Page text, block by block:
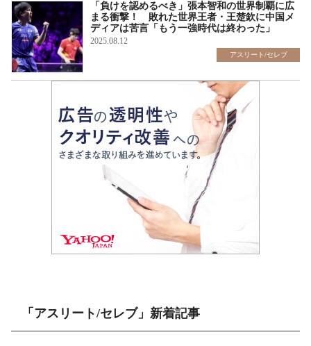
「負けを認めるべき」張本智和の世界制覇に広
まる衝撃！ 敗れた世界王者・王楚欽に中国メ
ディアは苦言「もう一強時代は終わった」
2025.08.12
アスリート/セレブ
「アスリート/セレブ」新着記事